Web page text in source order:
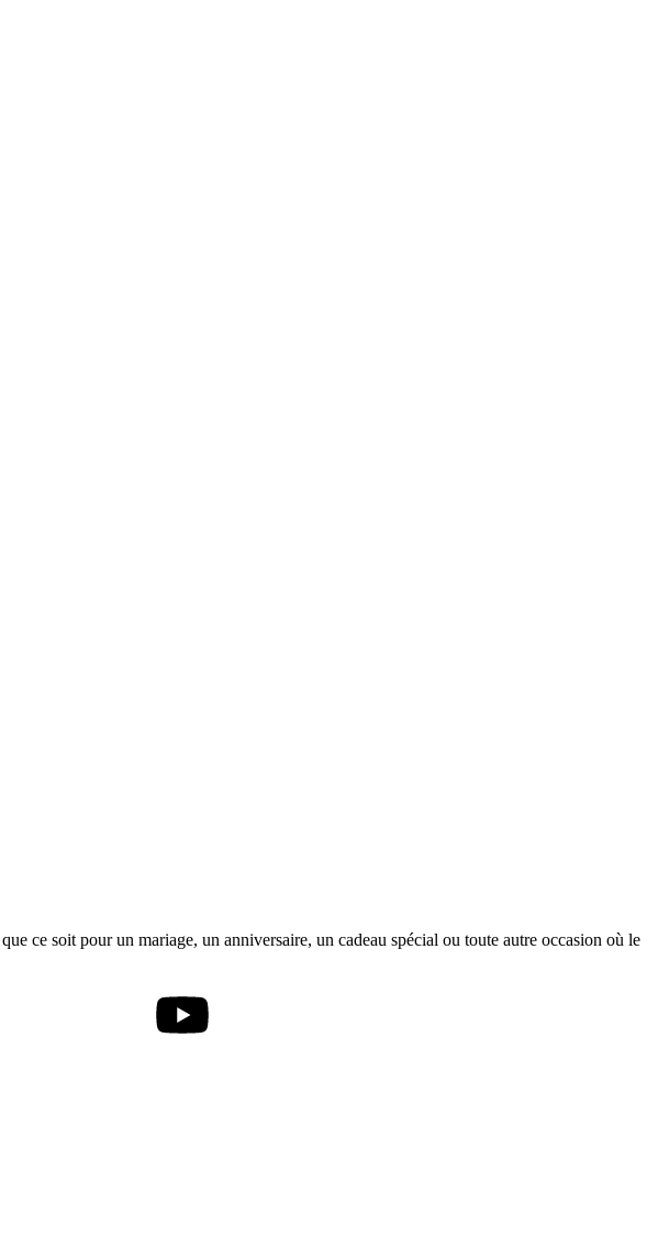
ce soit pour un mariage, un anniversaire, un cadeau spécial ou toute autre occasion où le